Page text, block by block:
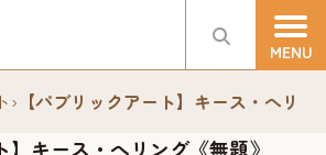
› 【パブリックアート】キース・へリ
】キース・へリング《無題》